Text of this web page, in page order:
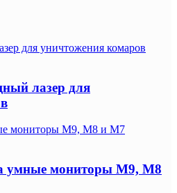
для уничтожения комаров
лазер для
мониторы M9, M8 и M7
умные мониторы M9, M8